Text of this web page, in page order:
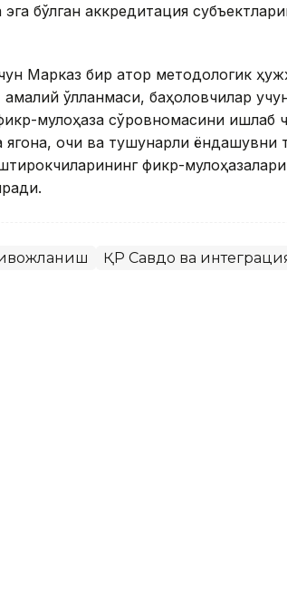
бўлган аккредитация
Марказ бир қатор методологик
қўлланмаси, баҳоловчилар
мулоҳаза сўровномасини ишлаб
очиқ ва тушунарли ёндашувни
фикр-
ҚР Савдо ва